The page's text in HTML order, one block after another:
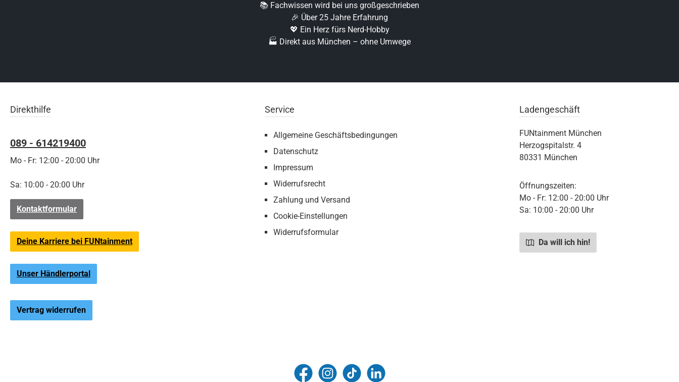
📚 Fachwissen wird bei uns großgeschrieben
🎉 Über 25 Jahre Erfahrung
💖 Ein Herz fürs Nerd-Hobby
🏭 Direkt aus München – ohne Umwege
Direkthilfe
089 - 614219400
Mo - Fr: 12:00 - 20:00 Uhr
Sa: 10:00 - 20:00 Uhr
Kontaktformular
Deine Karriere bei FUNtainment
Unser Händlerportal
Vertrag widerrufen
Service
Allgemeine Geschäftsbedingungen
Datenschutz
Impressum
Widerrufsrecht
Zahlung und Versand
Cookie-Einstellungen
Widerrufsformular
Ladengeschäft
FUNtainment München
Herzogspitalstr. 4
80331 München
Öffnungszeiten:
Mo - Fr: 12:00 - 20:00 Uhr
Sa: 10:00 - 20:00 Uhr
Da will ich hin!
FUNtainment Munich
funtainment_muc
funtainment_mucFUNtainment GmbH